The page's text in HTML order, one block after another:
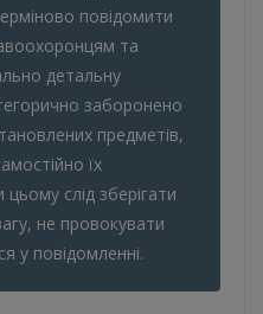
повідомити
та
детальну
заборонено
предметів,
їх
слід зберігати
не провокувати
у повідомленні.